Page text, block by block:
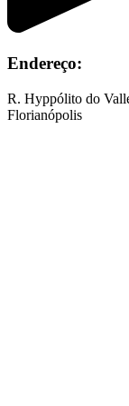
Endereço:
R. Hyppólito do
Florianópolis